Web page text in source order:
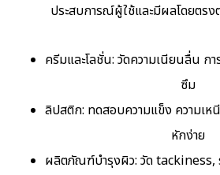
ประสบการณ์ผู้ใช้และมีผลโดยตรง
ครีมและโลชั่น: วัดความเนียนลื่น กา
ซึม
ลิปสติก: ทดสอบความแข็ง ความเหนี
หักง่าย
ผลิตภัณฑ์บำรุงผิว: วัด tackiness,